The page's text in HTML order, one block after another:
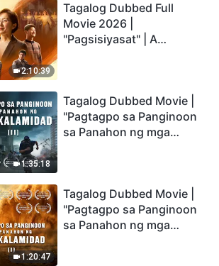
2:10:39
Tagalog Dubbed Full
Movie 2026 |
"Pagsisiyasat" | A
1:35:18
Tagalog Dubbed Movie |
"Pagtagpo sa Panginoon
sa Panahon ng mga
Tayo Makakapasok sa
Kaharian ng Diyos?
1:20:47
Tagalog Dubbed Movie |
"Pagtagpo sa Panginoon
sa Panahon ng mga